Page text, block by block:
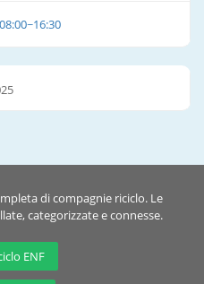
di compagnie riciclo. Le
categorizzate e connesse.
ENF